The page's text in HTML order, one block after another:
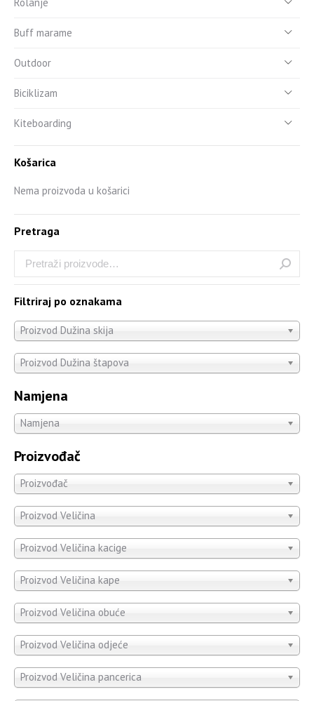
Buff marame
Outdoor
Biciklizam
Kiteboarding
Košarica
Nema proizvoda u košarici
Pretraga
Filtriraj po oznakama
Proizvod Dužina skija
Proizvod Dužina štapova
Namjena
Namjena
Proizvođač
Proizvođač
Proizvod Veličina
Proizvod Veličina kacige
Proizvod Veličina kape
Proizvod Veličina obuće
Proizvod Veličina odjeće
Proizvod Veličina pancerica